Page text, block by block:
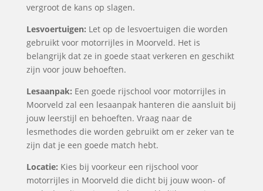
vergroot de kans op slagen.
Lesvoertuigen: Let op de lesvoertuigen die worden
gebruikt voor motorrijles in Moorveld. Het is
belangrijk dat ze in goede staat verkeren en geschikt
zijn voor jouw behoeften.
Lesaanpak: Een goede rijschool voor motorrijles in
Moorveld zal een lesaanpak hanteren die aansluit bij
jouw leerstijl en behoeften. Vraag naar de
lesmethodes die worden gebruikt om er zeker van te
zijn dat je een goede match hebt.
Locatie: Kies bij voorkeur een rijschool voor
motorrijles in Moorveld die dicht bij jouw woon- of